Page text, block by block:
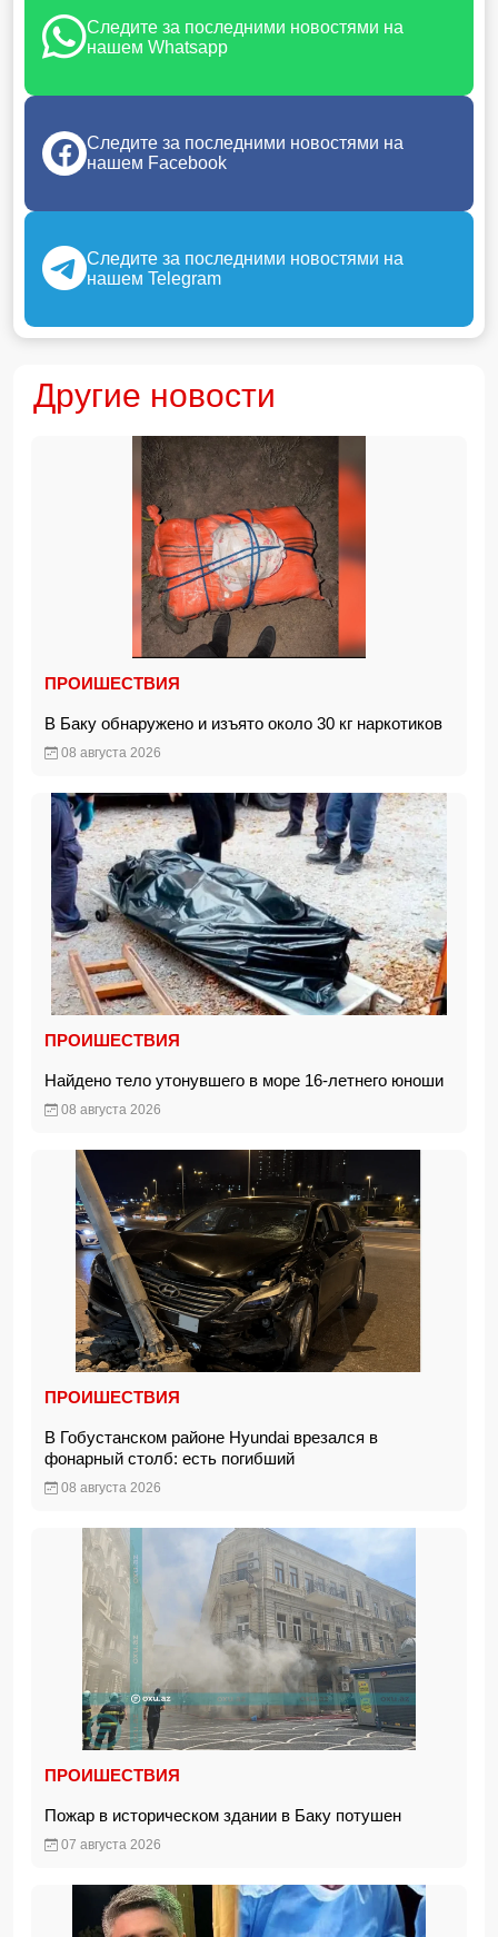
Следите за последними новостями на
нашем Whatsapp
Следите за последними новостями на
нашем Facebook
Следите за последними новостями на
нашем Telegram
Другие новости
ПРОИШЕСТВИЯ
В Баку обнаружено и изъято около 30 кг наркотиков
08 августа 2026
ПРОИШЕСТВИЯ
Найдено тело утонувшего в море 16-летнего юноши
08 августа 2026
ПРОИШЕСТВИЯ
В Гобустанском районе Hyundai врезался в
фонарный столб: есть погибший
08 августа 2026
ПРОИШЕСТВИЯ
Пожар в историческом здании в Баку потушен
07 августа 2026